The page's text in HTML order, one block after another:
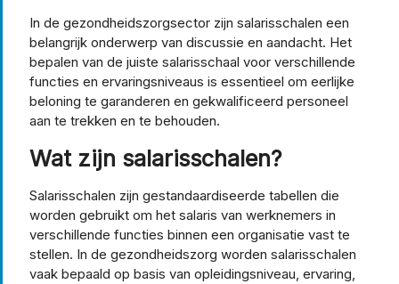
In de gezondheidszorgsector zijn salarisschalen een
belangrijk onderwerp van discussie en aandacht. Het
bepalen van de juiste salarisschaal voor verschillende
functies en ervaringsniveaus is essentieel om eerlijke
beloning te garanderen en gekwalificeerd personeel
aan te trekken en te behouden.
Wat zijn salarisschalen?
Salarisschalen zijn gestandaardiseerde tabellen die
worden gebruikt om het salaris van werknemers in
verschillende functies binnen een organisatie vast te
stellen. In de gezondheidszorg worden salarisschalen
vaak bepaald op basis van opleidingsniveau, ervaring,